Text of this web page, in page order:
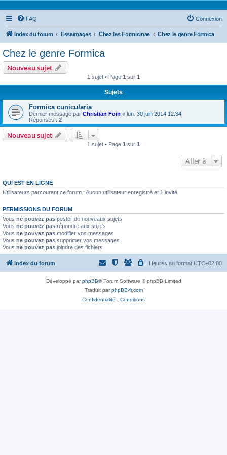
FAQ Connexion
Index du forum Essaimages Chez les Formicinae Chez le genre Formica
Chez le genre Formica
Nouveau sujet
1 sujet • Page 1 sur 1
Sujets
Formica cunicularia
Dernier message par Christian Foin « lun. 30 juin 2014 12:34
Réponses : 2
Nouveau sujet
1 sujet • Page 1 sur 1
Aller à
QUI EST EN LIGNE
Utilisateurs parcourant ce forum : Aucun utilisateur enregistré et 1 invité
PERMISSIONS DU FORUM
Vous ne pouvez pas poster de nouveaux sujets
Vous ne pouvez pas répondre aux sujets
Vous ne pouvez pas modifier vos messages
Vous ne pouvez pas supprimer vos messages
Vous ne pouvez pas joindre des fichiers
Index du forum Heures au format UTC+02:00
Développé parphpBB® Forum Software © phpBB Limited
Traduit parphpBB-fr.com
Confidentialité | Conditions